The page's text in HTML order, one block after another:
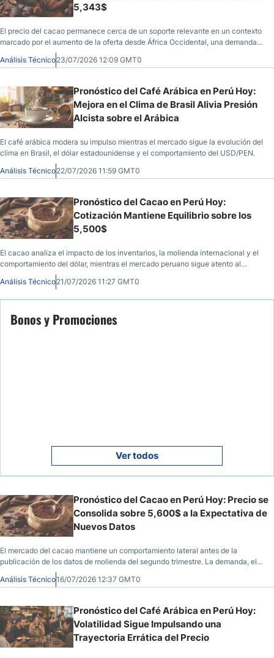
5,343$
El precio del cacao permanece cerca de un soporte relevante en un contexto
marcado por el aumento de la oferta desde África Occidental, una demanda
más moderada y un mercado que sigue ajustando expectativas.
Análisis Técnico23/07/2026 12:09 GMT0
Pronóstico del Café Arábica en Perú Hoy:
Mejora en el Clima de Brasil Alivia Presión
Alcista sobre el Arábica
El café arábica modera su impulso mientras el mercado sigue la evolución del
clima en Brasil, el dólar estadounidense y el comportamiento del USD/PEN.
Análisis Técnico22/07/2026 11:59 GMT0
Pronóstico del Cacao en Perú Hoy:
Cotización Mantiene Equilibrio sobre los
5,500$
El cacao analiza el impacto de los inventarios, la molienda internacional y el
comportamiento del dólar, mientras el mercado peruano sigue atento al
Análisis Técnico21/07/2026 11:27 GMT0
Bonos y Promociones
Ver todos
Pronóstico del Cacao en Perú Hoy: Precio se
Consolida sobre 5,600$ a la Expectativa de
Nuevos Datos
El mercado del cacao mantiene un comportamiento lateral antes de la
publicación de los datos de molienda del segundo trimestre. La demanda, el
dólar y el contexto macroeconómico concentran la atención.
Análisis Técnico16/07/2026 12:37 GMT0
Pronóstico del Café Arábica en Perú Hoy:
Volatilidad Sigue Impulsando una
Trayectoria Errática del Precio